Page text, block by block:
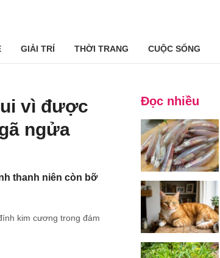
GIẢI TRÍ THỜI TRANG CUỘC SỐNG
vì được
ngửa
thanh niên còn bỡ
kim cương trong đám
Đọc nhiều